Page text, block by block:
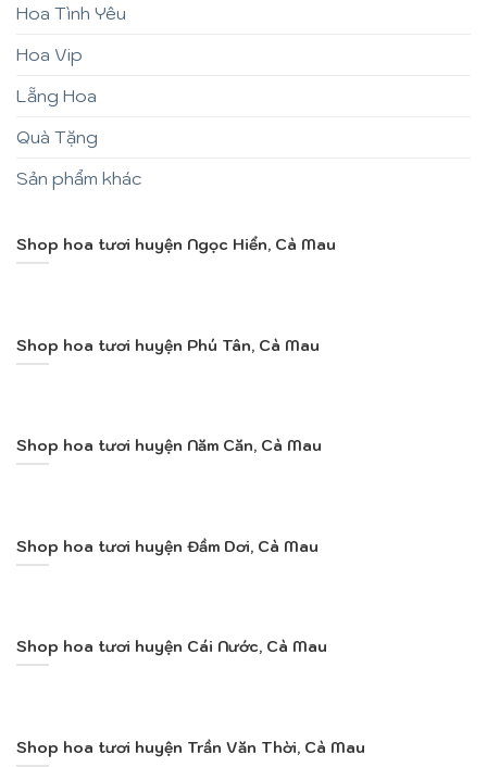
Hoa Tình Yêu
Hoa Vip
Lẵng Hoa
Quà Tặng
Sản phẩm khác
Shop hoa tươi huyện Ngọc Hiển, Cà Mau
Shop hoa tươi huyện Phú Tân, Cà Mau
Shop hoa tươi huyện Năm Căn, Cà Mau
Shop hoa tươi huyện Đầm Dơi, Cà Mau
Shop hoa tươi huyện Cái Nước, Cà Mau
Shop hoa tươi huyện Trần Văn Thời, Cà Mau